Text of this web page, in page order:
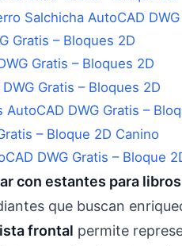
Salchicha AutoCAD
Gratis – Bloques 2D
DWG Gratis –
DWG Gratis – Bloque
con estantes para libros
que buscan
frontal permite